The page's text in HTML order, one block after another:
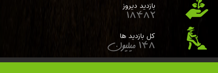
بازدید دیروز
20199
کل بازدید ها
162میلیون